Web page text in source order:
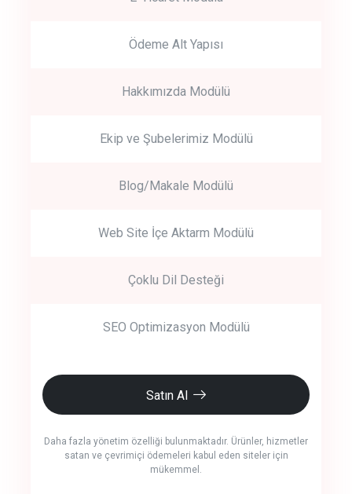
Ödeme Alt Yapısı
Hakkımızda Modülü
Ekip ve Şubelerimiz Modülü
Blog/Makale Modülü
Web Site İçe Aktarm Modülü
Çoklu Dil Desteği
SEO Optimizasyon Modülü
Satın Al
Daha fazla yönetim özelliği bulunmaktadır. Ürünler, hizmetler
satan ve çevrimiçi ödemeleri kabul eden siteler için
mükemmel.